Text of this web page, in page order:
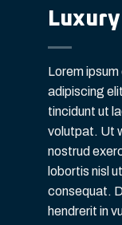
Lorem
adipiscing
tincidunt ut
volutpat. Ut
nostrud
lobortis nisl
consequat.
hendrerit in